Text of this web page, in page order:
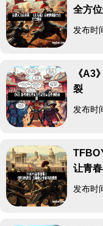
全方
发布时
《A3
裂
发布时
让青
发布时